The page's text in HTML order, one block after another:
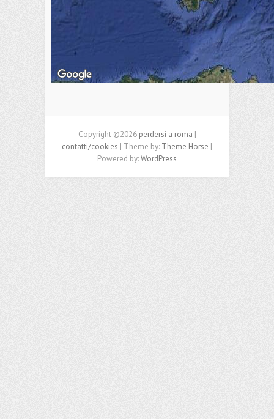
Copyright ©2026 perdersi a roma |
contatti/cookies | Theme by: Theme Horse |
Powered by:WordPress